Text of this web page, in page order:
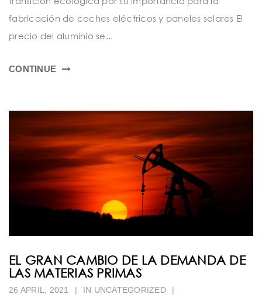
fabricación de coches eléctricos y paneles solares El
precio del aluminio se...
CONTINUE
EL GRAN CAMBIO DE LA DEMANDA DE
LAS MATERIAS PRIMAS
26 APRIL, 2021 | IN UNCATEGORIZED |